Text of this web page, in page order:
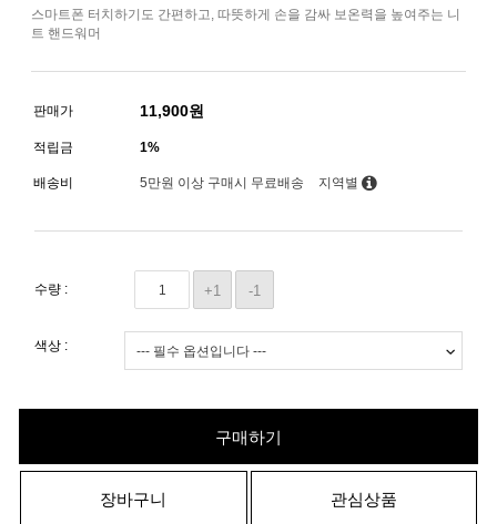
스마트폰 터치하기도 간편하고, 따뜻하게 손을 감싸 보온력을 높여주는 니
트 핸드워머
판매가 11,900원
적립금 1%
배송비 5만원 이상 구매시 무료배송 지역별
수량 : +1 -1
색상 :
구매하기
장바구니 관심상품